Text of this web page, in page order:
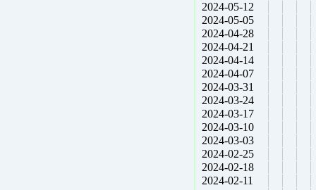
2024-05-12
2024-05-05
2024-04-28
2024-04-21
2024-04-14
2024-04-07
2024-03-31
2024-03-24
2024-03-17
2024-03-10
2024-03-03
2024-02-25
2024-02-18
2024-02-11